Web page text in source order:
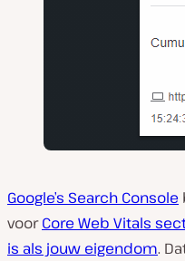
Google’s Search Console
voorCore Web Vitals
is als jouw eigendom.